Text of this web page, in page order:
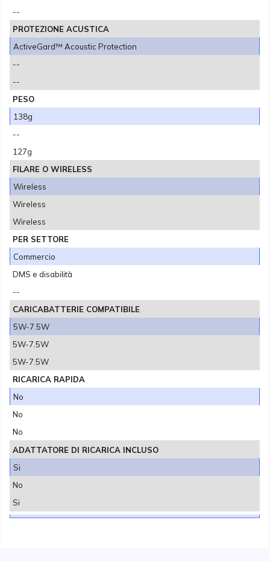
--
PROTEZIONE ACUSTICA
ActiveGard™ Acoustic Protection
--
--
PESO
138g
--
127g
FILARE O WIRELESS
Wireless
Wireless
Wireless
PER SETTORE
Commercio
DMS e disabilità
--
CARICABATTERIE COMPATIBILE
5W-7.5W
5W-7.5W
5W-7.5W
RICARICA RAPIDA
No
No
No
ADATTATORE DI RICARICA INCLUSO
Si
No
Si